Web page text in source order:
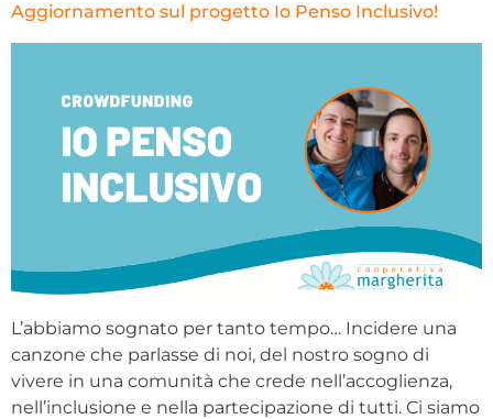
Aggiornamento sul progetto Io Penso Inclusivo!
L’abbiamo sognato per tanto tempo… Incidere una
canzone che parlasse di noi, del nostro sogno di
vivere in una comunità che crede nell’accoglienza,
nell’inclusione e nella partecipazione di tutti. Ci siamo